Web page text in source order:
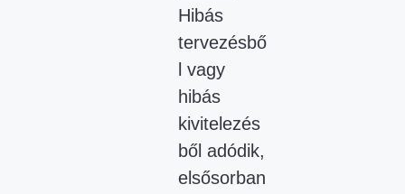
Hibás
tervezésbő
l vagy
hibás
kivitelezés
ből adódik,
elsősorban